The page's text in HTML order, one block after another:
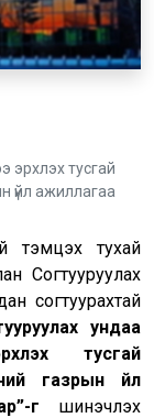
эрхлэх тусгай
үйл ажиллагаа
тэмцэх тухай
Согтууруулах
согтуурахтай
ундаа
тусгай
газрын үйл
”-г шинэчлэх